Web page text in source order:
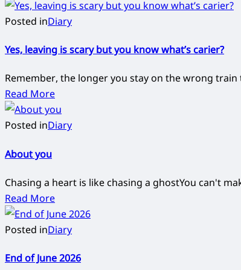
Posted inDiary
Yes, leaving is scary but you know what’s carier?
Remember, the longer you stay on the wrong
Read More
Posted inDiary
About you
Chasing a heart is like chasing a ghostYou can't
Read More
Posted inDiary
End of June 2026